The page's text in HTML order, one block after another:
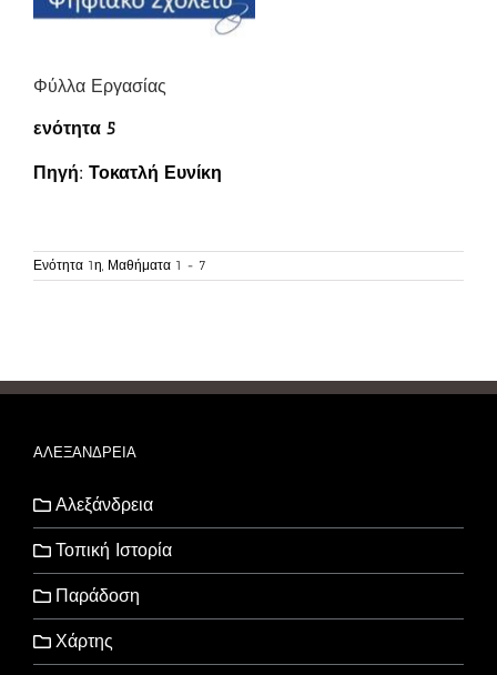
Φύλλα Εργασίας
ενότητα 5
Πηγή: Τοκατλή Ευνίκη
Ενότητα 1η, Μαθήματα 1 - 7
ΑΛΕΞΑΝΔΡΕΙΑ
Αλεξάνδρεια
Τοπική Ιστορία
Παράδοση
Χάρτης